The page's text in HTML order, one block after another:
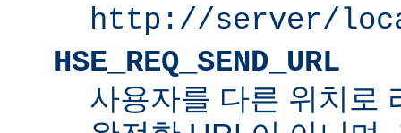
http://server/
HSE_REQ_SEND_URL
사용자를 다른 위치로